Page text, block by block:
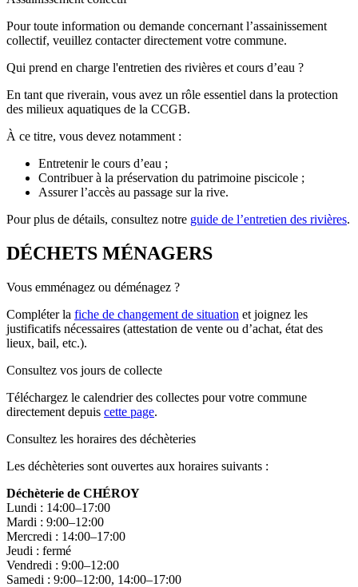
Pour toute information ou demande concernant l’assainissement
collectif, veuillez contacter directement votre commune.
Qui prend en charge l'entretien des rivières et cours d’eau ?
En tant que riverain, vous avez un rôle essentiel dans la protection
des milieux aquatiques de la CCGB.
À ce titre, vous devez notamment :
Entretenir le cours d’eau ;
Contribuer à la préservation du patrimoine piscicole ;
Assurer l’accès au passage sur la rive.
Pour plus de détails, consultez notre guide de l’entretien des rivières.
DÉCHETS MÉNAGERS
Vous emménagez ou déménagez ?
Compléter la fiche de changement de situation et joignez les
justificatifs nécessaires (attestation de vente ou d’achat, état des
lieux, bail, etc.).
Consultez vos jours de collecte
Téléchargez le calendrier des collectes pour votre commune
directement depuis cette page.
Consultez les horaires des déchèteries
Les déchèteries sont ouvertes aux horaires suivants :
Déchèterie de CHÉROY
Lundi : 14:00–17:00
Mardi : 9:00–12:00
Mercredi : 14:00–17:00
Jeudi : fermé
Vendredi : 9:00–12:00
Samedi : 9:00–12:00, 14:00–17:00